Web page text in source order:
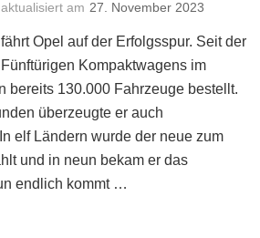
aktualisiert am 27. November 2023
Opel auf der Erfolgsspur. Seit der
Kompaktwagens im
bereits 130.000 Fahrzeuge bestellt.
überzeugte er auch
elf Ländern wurde der neue zum
und in neun bekam er das
endlich kommt …